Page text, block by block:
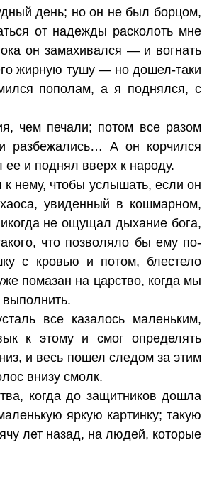
день; но он не был борцом,
от надежды расколоть мне
он замахивался — и вогнать
жирную тушу — но дошел-таки
пополам, а я поднялся, с
чем печали; потом все разом
разбежались… А он корчился
и поднял вверх к народу.
нему, чтобы услышать, если он
увиденный в кошмарном,
не ощущал дыхание бога,
что позволяло бы ему по-
с кровью и потом, блестело
помазан на царство, когда мы
все казалось маленьким,
к этому и смог определять
и весь пошел следом за этим
внизу смолк.
когда до защитников дошла
яркую картинку; такую
лет назад, на людей, которые